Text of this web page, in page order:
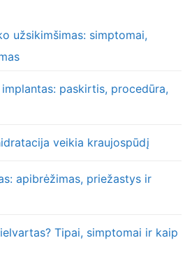
užsikimšimas: simptomai,
paskirtis, procedūra,
veikia kraujospūdį
apibrėžimas, priežastys ir
Tipai, simptomai ir kaip